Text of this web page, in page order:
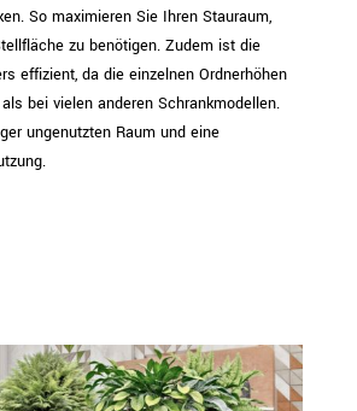
So maximieren Sie Ihren Stauraum,
zu benötigen. Zudem ist die
effizient, da die einzelnen Ordnerhöhen
bei vielen anderen Schrankmodellen.
ungenutzten Raum und eine